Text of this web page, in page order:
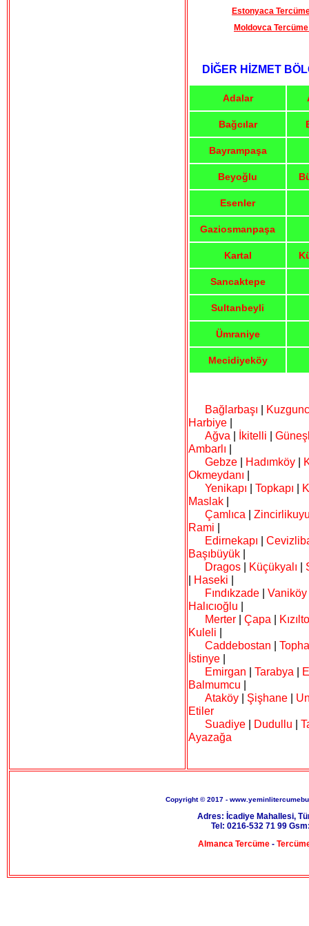
Estonyaca
Moldovca
DİĞER HİZMET
Adalar
Bağcılar
Bayrampaşa
Beyoğlu
Esenler
Gaziosmanpaşa
Kartal
Sancaktepe
Sultanbeyli
Ümraniye
Mecidiyeköy
Bağlarbaşı |
Harbiye |
Ağva | İkitelli |
Ambarlı |
Gebze | Hadımköy |
Okmeydanı |
Yenikapı | Topkapı |
Maslak |
Çamlıca |
Rami |
Edirnekapı |
Başıbüyük |
Dragos | Küçükyalı |
| Haseki |
Fındıkzade | Vaniköy
Halıcıoğlu |
Merter | Çapa |
Kuleli |
Caddebostan |
İstinye |
Emirgan | Tarabya |
Balmumcu |
Ataköy | Şişhane |
Etiler
Suadiye | Dudullu |
Ayazağa
Copyright © 2017 -
Adres: İcadiye Mahallesi,
Tel: 0216-532 71 99
Almanca Tercüme-